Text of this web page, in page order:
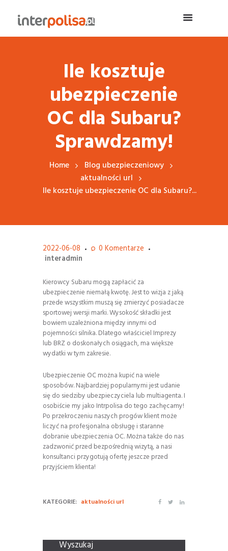
Ile kosztuje
ubezpieczenie
OC dla Subaru?
Sprawdzamy!
Home
Blog ubezpieczeniowy
aktualności url
Ile kosztuje ubezpieczenie OC dla Subaru?...
2022-06-08 0 Komentarze
interadmin
Kierowcy Subaru mogą zapłacić za
ubezpieczenie niemałą kwotę. Jest to wizja z jaką
przede wszystkim muszą się zmierzyć posiadacze
sportowej wersji marki. Wysokość składki jest
bowiem uzależniona między innymi od
pojemności silnika. Dlatego właściciel Imprezy
lub BRZ o doskonałych osiągach, ma większe
wydatki w tym zakresie.
Ubezpieczenie OC można kupić na wiele
sposobów. Najbardziej popularnymi jest udanie
się do siedziby ubezpieczyciela lub multiagenta. I
osobiście my jako Intrpolisa do tego zachęcamy!
Po przekroczeniu naszych progów klient może
liczyć na profesjonalna obsługę i staranne
dobranie ubezpieczenia OC. Można także do nas
zadzwonić przed bezpośrednią wizytą, a nasi
konsultanci przygotują ofertę jeszcze przed
przyjściem klienta!
KATEGORIE: aktualności url
Wyszukaj